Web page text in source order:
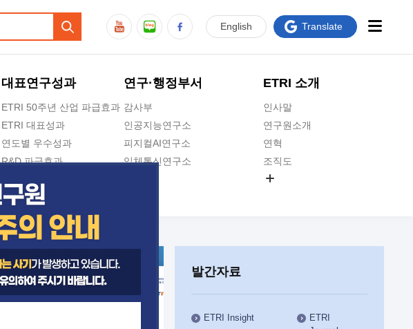
대표연구성과
ETRI 50주년 산업 파급효과
ETRI 대표성과
연도별 우수성과
R&D 파급효과
지식공유플랫폼
연구·행정부서
감사부
인공지능연구소
피지컬AI연구소
입체통신연구소
인공지능안전연구소
우주항공반도체전략연구단
대경권연구본부
호남권연구본부
ETRI 소개
인사말
연구원소개
연혁
조직도
ETRI CI
English Translate
발간자료
ETRI Insight
ETRI